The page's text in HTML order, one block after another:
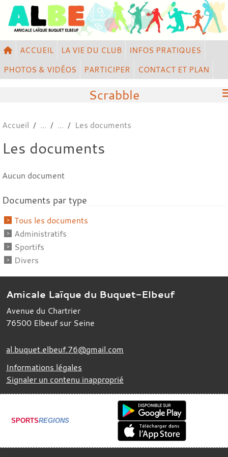
ACCUEIL LA VIE DU CLUB
INFOS PRATIQUES
PHOTOS & VIDÉOS
PARTICIPER CONTACT ET PLAN
Scrabble
Accueil Les documents
Les documents
Aucun document
Documents par type
Tous les documents
Administratifs
Sportifs
Divers
Amicale Laïque du Buquet-Elbeuf
Avenue du Chartrier
76500 Elbeuf sur Seine
al.buquet.elbeuf.76@gmail.com
Informations légales
Signaler un contenu inapproprié
SPORTSREGIONS
Panneau de gestion des cookies